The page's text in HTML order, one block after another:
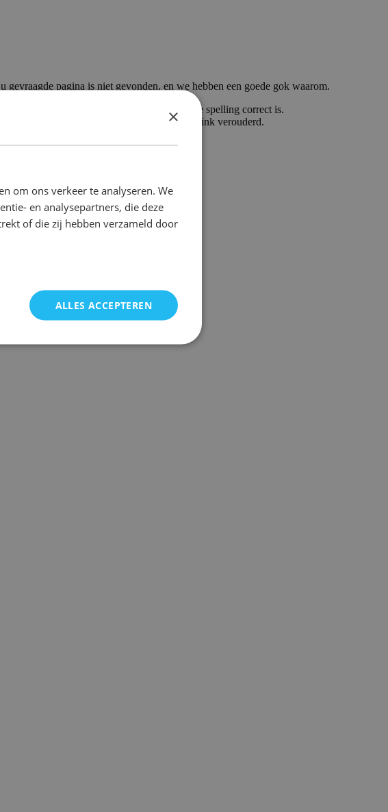
gevraagde pagina is niet gevonden, en we hebben een goede gok waarom.
URL direct heeft ingetypt, controleer dan of de spelling correct is.
een link heeft geklikt om hier te komen, is de link verouderd.
×
om ons verkeer te analyseren. We
en analysepartners, die deze
of die zij hebben verzameld door
ALLES ACCEPTEREN